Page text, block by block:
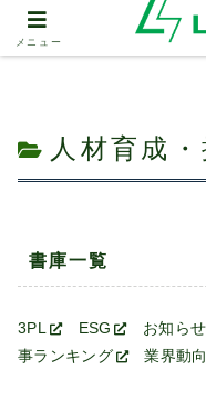
人材育成
人材育成
書庫一覧
3PL ESG お知らせ
事ランキング
業界動向
メニュー